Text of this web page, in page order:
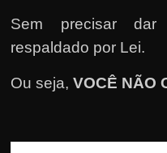
r
n
t
M
Sem precisar
respaldado por Lei.
Ou seja,VOCÊ NÃO